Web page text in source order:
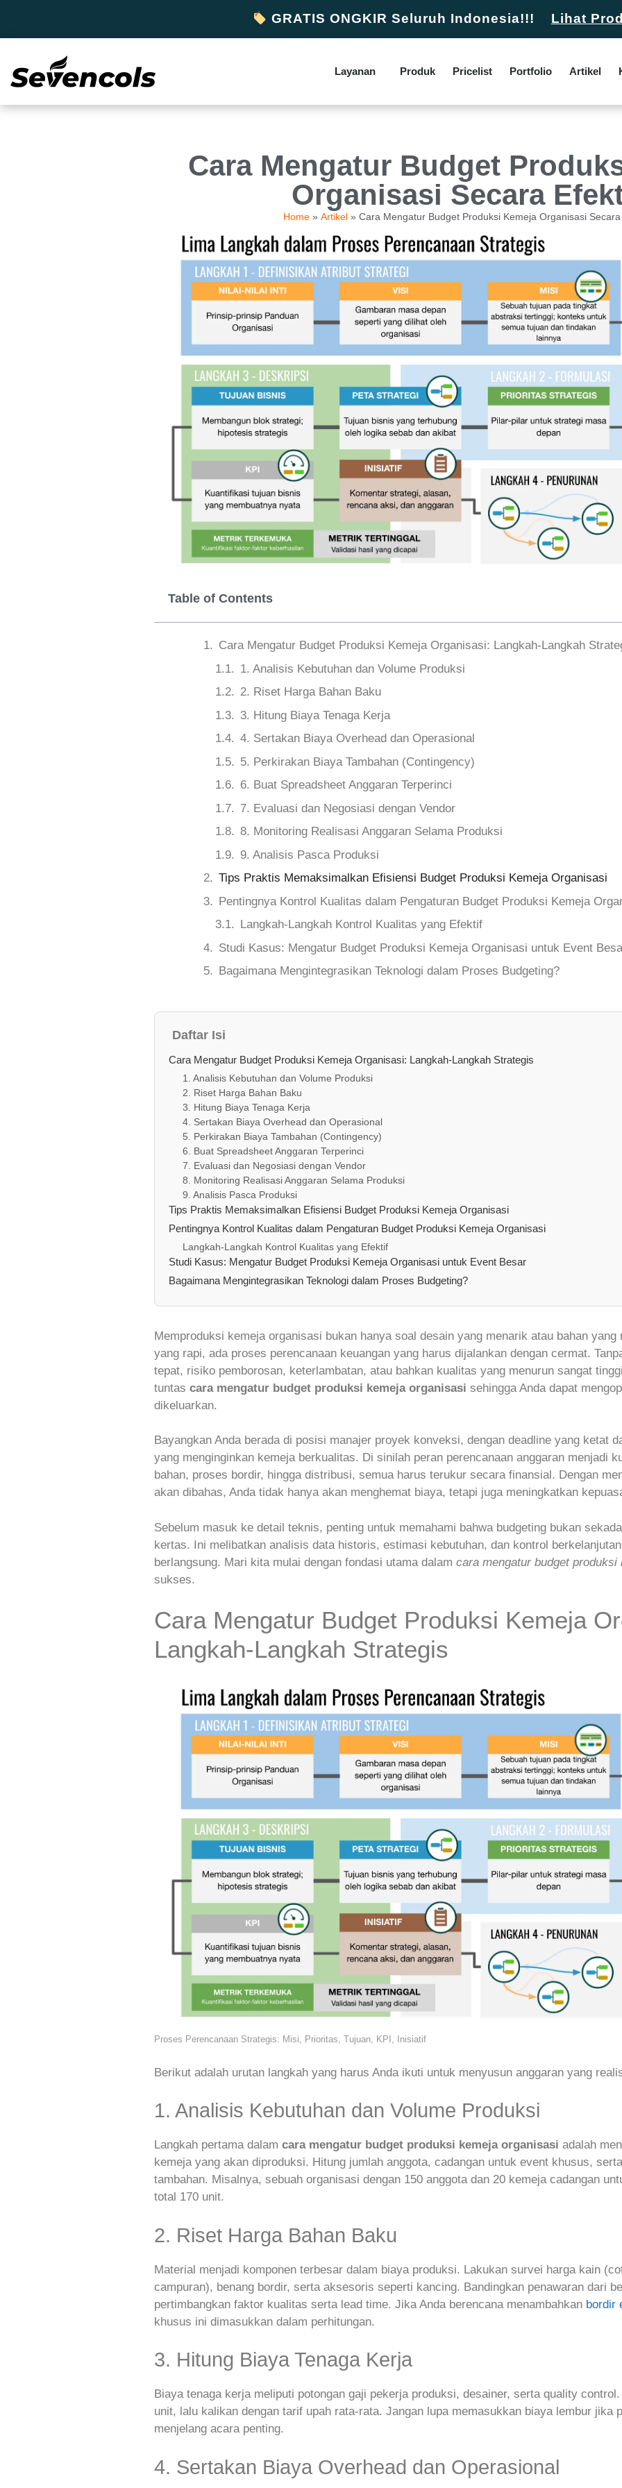
GRATIS ONGKIR Seluruh Indonesia!!! Lihat
Layanan Produk Pricelist Portfolio Artikel
Cara Mengatur Budget
Organisasi Secara
Home» Artikel» Cara Mengatur Budget Produksi Kemeja Organisasi
Table of Contents
Cara Mengatur Budget Produksi Kemeja Organisasi: Langkah-Langkah
1. Analisis Kebutuhan dan Volume Produksi
2. Riset Harga Bahan Baku
3. Hitung Biaya Tenaga Kerja
4. Sertakan Biaya Overhead dan Operasional
5. Perkirakan Biaya Tambahan (Contingency)
6. Buat Spreadsheet Anggaran Terperinci
7. Evaluasi dan Negosiasi dengan Vendor
8. Monitoring Realisasi Anggaran Selama Produksi
9. Analisis Pasca Produksi
Tips Praktis Memaksimalkan Efisiensi Budget Produksi Kemeja Organisasi
Pentingnya Kontrol Kualitas dalam Pengaturan Budget Produksi Kemeja
Langkah-Langkah Kontrol Kualitas yang Efektif
Studi Kasus: Mengatur Budget Produksi Kemeja Organisasi untuk Event
Bagaimana Mengintegrasikan Teknologi dalam Proses Budgeting?
Daftar Isi
Cara Mengatur Budget Produksi Kemeja Organisasi: Langkah-Langkah Strategis
1. Analisis Kebutuhan dan Volume Produksi
2. Riset Harga Bahan Baku
3. Hitung Biaya Tenaga Kerja
4. Sertakan Biaya Overhead dan Operasional
5. Perkirakan Biaya Tambahan (Contingency)
6. Buat Spreadsheet Anggaran Terperinci
7. Evaluasi dan Negosiasi dengan Vendor
8. Monitoring Realisasi Anggaran Selama Produksi
9. Analisis Pasca Produksi
Tips Praktis Memaksimalkan Efisiensi Budget Produksi Kemeja Organisasi
Pentingnya Kontrol Kualitas dalam Pengaturan Budget Produksi Kemeja Organisasi
Langkah-Langkah Kontrol Kualitas yang Efektif
Studi Kasus: Mengatur Budget Produksi Kemeja Organisasi untuk Event Besar
Bagaimana Mengintegrasikan Teknologi dalam Proses Budgeting?
Memproduksi kemeja organisasi bukan hanya soal desain yang menarik atau bahan
yang rapi, ada proses perencanaan keuangan yang harus dijalankan dengan cermat.
tepat, risiko pemborosan, keterlambatan, atau bahkan kualitas yang menurun sangat
tuntas cara mengatur budget produksi kemeja organisasi sehingga Anda dapat
dikeluarkan.
Bayangkan Anda berada di posisi manajer proyek konveksi, dengan deadline yang ketat
yang menginginkan kemeja berkualitas. Di sinilah peran perencanaan anggaran menjadi
bahan, proses bordir, hingga distribusi, semua harus terukur secara finansial. Dengan
akan dibahas, Anda tidak hanya akan menghemat biaya, tetapi juga meningkatkan
Sebelum masuk ke detail teknis, penting untuk memahami bahwa budgeting bukan
kertas. Ini melibatkan analisis data historis, estimasi kebutuhan, dan kontrol
berlangsung. Mari kita mulai dengan fondasi utama dalam cara mengatur budget
sukses.
Cara Mengatur Budget Produksi Kemeja
Langkah-Langkah Strategis
Proses Perencanaan Strategis: Misi, Prioritas, Tujuan, KPI, Inisiatif
Berikut adalah urutan langkah yang harus Anda ikuti untuk menyusun anggaran yang
1. Analisis Kebutuhan dan Volume Produksi
Langkah pertama dalam cara mengatur budget produksi kemeja organisasi adalah
kemeja yang akan diproduksi. Hitung jumlah anggota, cadangan untuk event khusus,
tambahan. Misalnya, sebuah organisasi dengan 150 anggota dan 20 kemeja cadangan
total 170 unit.
2. Riset Harga Bahan Baku
Material menjadi komponen terbesar dalam biaya produksi. Lakukan survei harga kain
campuran), benang bordir, serta aksesoris seperti kancing. Bandingkan penawaran dari
pertimbangkan faktor kualitas serta lead time. Jika Anda berencana menambahkan bordir
khusus ini dimasukkan dalam perhitungan.
3. Hitung Biaya Tenaga Kerja
Biaya tenaga kerja meliputi potongan gaji pekerja produksi, desainer, serta quality
unit, lalu kalikan dengan tarif upah rata‑rata. Jangan lupa memasukkan biaya lembur jika
menjelang acara penting.
4. Sertakan Biaya Overhead dan Operasional